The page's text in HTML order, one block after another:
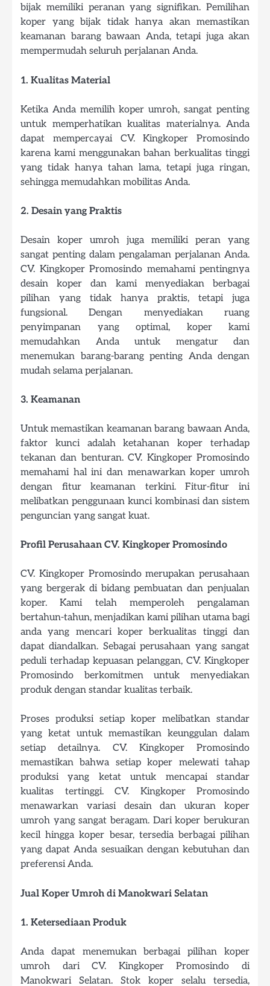
bijak memiliki peranan yang signifikan. Pemilihan
koper yang bijak tidak hanya akan memastikan
keamanan barang bawaan Anda, tetapi juga akan
mempermudah seluruh perjalanan Anda.
1. Kualitas Material
Ketika Anda memilih koper umroh, sangat penting
untuk memperhatikan kualitas materialnya. Anda
dapat mempercayai CV. Kingkoper Promosindo
karena kami menggunakan bahan berkualitas tinggi
yang tidak hanya tahan lama, tetapi juga ringan,
sehingga memudahkan mobilitas Anda.
2. Desain yang Praktis
Desain koper umroh juga memiliki peran yang
sangat penting dalam pengalaman perjalanan Anda.
CV. Kingkoper Promosindo memahami pentingnya
desain koper dan kami menyediakan berbagai
pilihan yang tidak hanya praktis, tetapi juga
fungsional. Dengan menyediakan ruang
penyimpanan yang optimal, koper kami
memudahkan Anda untuk mengatur dan
menemukan barang-barang penting Anda dengan
mudah selama perjalanan.
3. Keamanan
Untuk memastikan keamanan barang bawaan Anda,
faktor kunci adalah ketahanan koper terhadap
tekanan dan benturan. CV. Kingkoper Promosindo
memahami hal ini dan menawarkan koper umroh
dengan fitur keamanan terkini. Fitur-fitur ini
melibatkan penggunaan kunci kombinasi dan sistem
penguncian yang sangat kuat.
Profil Perusahaan CV. Kingkoper Promosindo
CV. Kingkoper Promosindo merupakan perusahaan
yang bergerak di bidang pembuatan dan penjualan
koper. Kami telah memperoleh pengalaman
bertahun-tahun, menjadikan kami pilihan utama bagi
anda yang mencari koper berkualitas tinggi dan
dapat diandalkan. Sebagai perusahaan yang sangat
peduli terhadap kepuasan pelanggan, CV. Kingkoper
Promosindo berkomitmen untuk menyediakan
produk dengan standar kualitas terbaik.
Proses produksi setiap koper melibatkan standar
yang ketat untuk memastikan keunggulan dalam
setiap detailnya. CV. Kingkoper Promosindo
memastikan bahwa setiap koper melewati tahap
produksi yang ketat untuk mencapai standar
kualitas tertinggi. CV. Kingkoper Promosindo
menawarkan variasi desain dan ukuran koper
umroh yang sangat beragam. Dari koper berukuran
kecil hingga koper besar, tersedia berbagai pilihan
yang dapat Anda sesuaikan dengan kebutuhan dan
preferensi Anda.
Jual Koper Umroh di Manokwari Selatan
1. Ketersediaan Produk
Anda dapat menemukan berbagai pilihan koper
umroh dari CV. Kingkoper Promosindo di
Manokwari Selatan. Stok koper selalu tersedia,